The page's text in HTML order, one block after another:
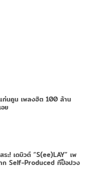
ก่นคูน เพลงฮิต 100 ล้าน
ย
ะ! เดบิวต์ “S(ee)LAY” เพ
ก Self-Produced ทีป็อปวง